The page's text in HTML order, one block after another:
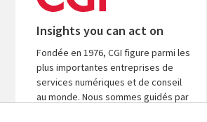
Insights you can act on
Fondée en 1976, CGI figure parmi les
plus importantes entreprises de
services numériques et de conseil
au monde. Nous sommes guidés par